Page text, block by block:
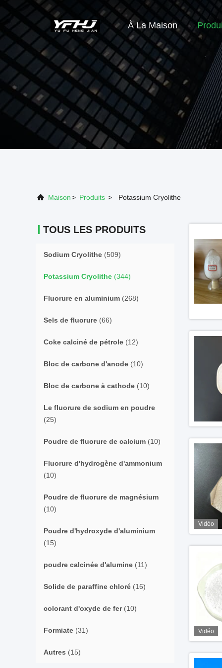
À La Maison
Maison> Produits > Potassium Cryolithe
TOUS LES PRODUITS
Sodium Cryolithe (509)
Potassium Cryolithe (344)
Fluorure en aluminium (268)
Sels de fluorure (66)
Coke calciné de pétrole (12)
Bloc de carbone d'anode (10)
Bloc de carbone à cathode (10)
Le fluorure de sodium en poudre
(25)
Poudre de fluorure de calcium (10)
Fluorure d'hydrogène d'ammonium
(10)
Poudre de fluorure de magnésium
(10)
Poudre d'hydroxyde d'aluminium
(15)
poudre calcinée d'alumine (11)
Solide de paraffine chloré (16)
colorant d'oxyde de fer(10)
Formiate (31)
Autres (15)
Vidéo
Vidéo